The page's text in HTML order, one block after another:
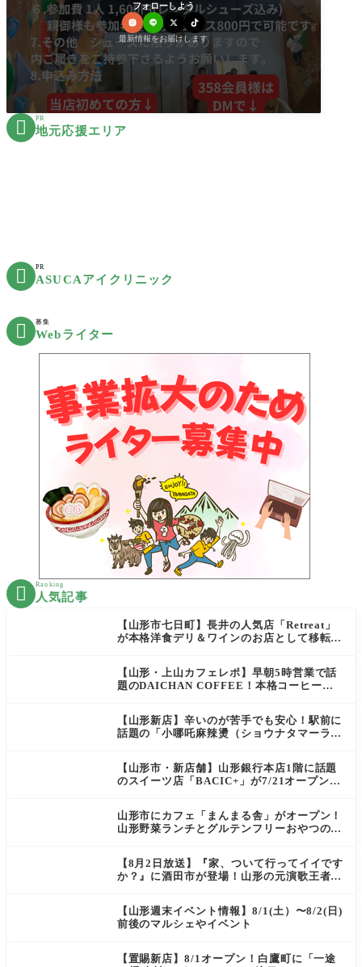
フォローしよう
最新情報をお届けします
 PR
地元応援エリア
 PR
ASUCAアイクリニック
 募集
Webライター
 Ranking
人気記事
【山形市七日町】長井の人気店「Retreat」
が本格洋食デリ＆ワインのお店として移転オ
【山形・上山カフェレポ】早朝5時営業で話
題のDAICHAN COFFEE！本格コーヒーを
【山形新店】辛いのが苦手でも安心！駅前に
話題の「小哪吒麻辣燙（ショウナタマーラー
【山形市・新店舗】山形銀行本店1階に話題
のスイーツ店「BACIC+」が7/21オープン！
山形市にカフェ「まんまる舎」がオープン！
山形野菜ランチとグルテンフリーおやつの新
【8月2日放送】『家、ついて行ってイイです
か？』に酒田市が登場！山形の元演歌王者
【山形週末イベント情報】8/1(土）〜8/2(日)
前後のマルシェやイベント
【置賜新店】8/1オープン！白鷹町に「一途